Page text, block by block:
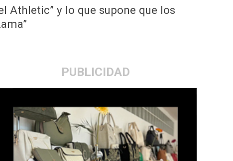
Athletic” y lo que supone que los
PUBLICIDAD